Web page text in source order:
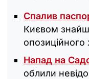
Спалив
Києвом
опозиційного
Напад на
облили